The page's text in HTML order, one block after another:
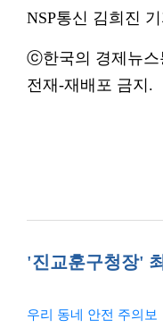
NSP통신 김희진 기
ⓒ한국의 경제뉴스
전재-재배포 금지.
'진교훈구청장'
우리 동네 안전 주의보